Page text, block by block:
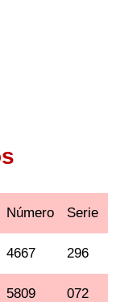
Número Serie
4667 296
5809 072